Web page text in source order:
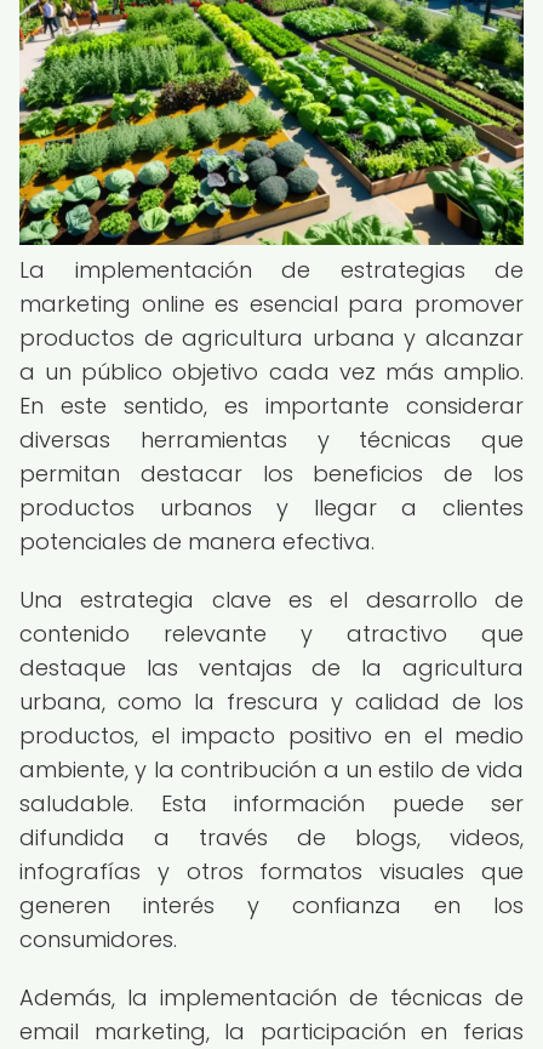
La implementación de estrategias de
marketing online es esencial para promover
productos de agricultura urbana y alcanzar
a un público objetivo cada vez más amplio.
En este sentido, es importante considerar
diversas herramientas y técnicas que
permitan destacar los beneficios de los
productos urbanos y llegar a clientes
potenciales de manera efectiva.
Una estrategia clave es el desarrollo de
contenido relevante y atractivo que
destaque las ventajas de la agricultura
urbana, como la frescura y calidad de los
productos, el impacto positivo en el medio
ambiente, y la contribución a un estilo de vida
saludable. Esta información puede ser
difundida a través de blogs, videos,
infografías y otros formatos visuales que
generen interés y confianza en los
consumidores.
Además, la implementación de técnicas de
email marketing, la participación en ferias